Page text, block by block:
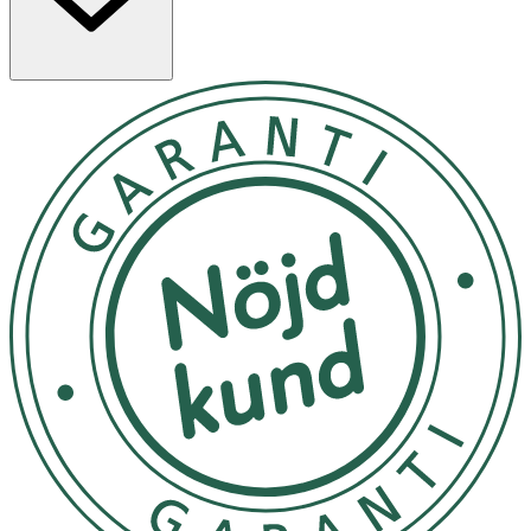
Pumpa en lämplig mängd i händerna och applicera jämnt
på huden.
Undvik att förvara produkten i direkt solljus.
OK för gravida och ammande:
Ingredienser:
Aqua(Water), Centella Asiatica Leaf Water, Butylene
Glycol, 1,2Hexanediol, Niacinamide, Glycerin,
Pantolactone, Hibiscus Esculentus Fruit Extract, Sodium
Hyaluronate, Hydrolyzed Hyaluronic Acid, Hyaluronic Acid,
Methylpropanediol, Panthenol, Cetearyl Olivate,
Carbomer, Arginine, Sorbitan Olivate, Caprylic/Capric
Triglyceride, Pyrus Communis (Pear) Fruit Extract,
Pentylene Glycol, Adenosine, Polyglutamic Acid, Rosa
Damascena Flower Water, Artemisia Princeps Leaf
Extract, Cucumis Melo (Melon) Fruit Extract, Iris
Florentina Root Extract, Ethylhexylglycerin, Hedera Helix